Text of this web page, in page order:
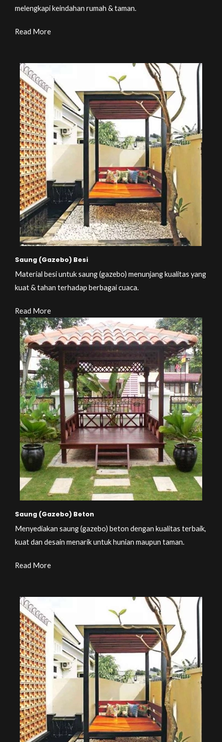
melengkapi keindahan rumah & taman.
Read More
Saung (Gazebo) Besi
Material besi untuk saung (gazebo) menunjang kualitas yang
kuat & tahan terhadap berbagai cuaca.
Read More
Saung (Gazebo) Beton
Menyediakan saung (gazebo) beton dengan kualitas terbaik,
kuat dan desain menarik untuk hunian maupun taman.
Read More